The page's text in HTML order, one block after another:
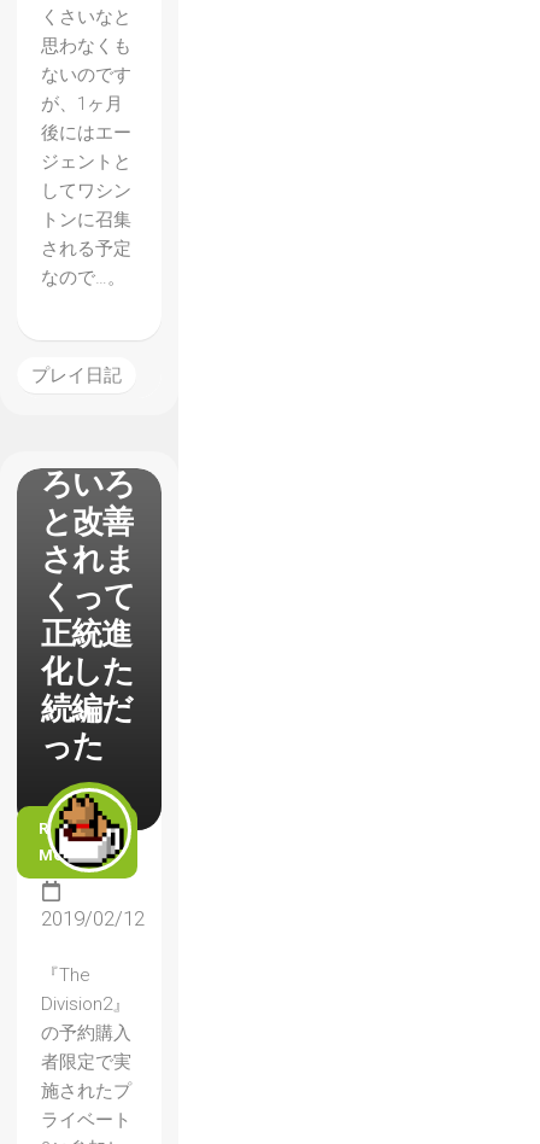
くさいなと
思わなくも
ないのです
が、1ヶ月
後にはエー
ジェントと
してワシン
トンに召集
される予定
なので…。
プレイ日記
【The
Divisio
n2】プ
ライベ
ートβ
プレイ
ろいろ
と改善
されま
くって
正統進
化した
続編だ
った
READ
MORE
2019/02/12
『The
Division2』
の予約購入
者限定で実
施されたプ
ライベート